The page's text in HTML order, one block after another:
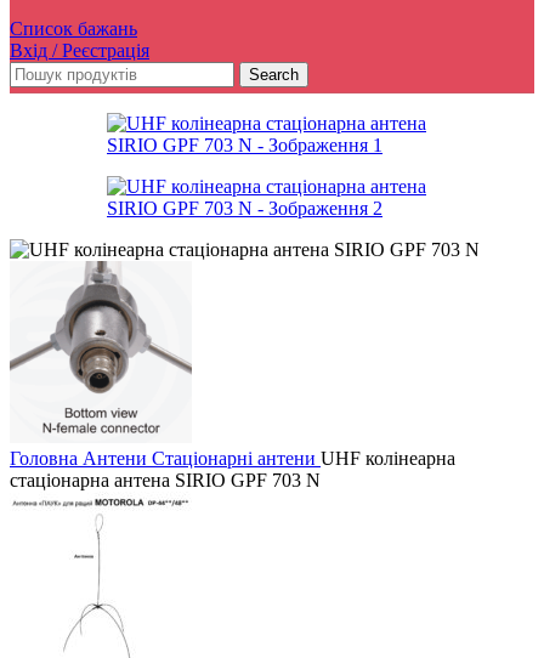
Список бажань
Вхід / Реєстрація
Search
Головна Антени Стаціонарні антени UHF колінеарна
стаціонарна антена SIRIO GPF 703 N